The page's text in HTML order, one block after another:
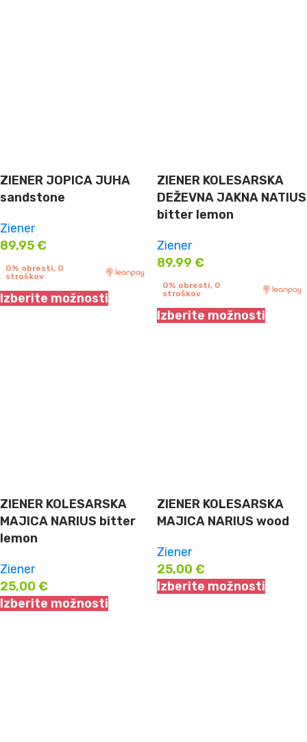
ZIENER JOPICA JUHA
sandstone
Ziener
89,95€
0% obresti, 0
stroškov
Izberite možnosti
ZIENER KOLESARSKA
DEŽEVNA JAKNA NATIUS
bitter lemon
Ziener
89,99 €
0% obresti, 0
stroškov
Izberite možnosti
ZIENER KOLESARSKA
MAJICA NARIUS bitter
lemon
Ziener
25,00 €
Izberite možnosti
ZIENER KOLESARSKA
MAJICA NARIUS wood
Ziener
25,00 €
Izberite možnosti